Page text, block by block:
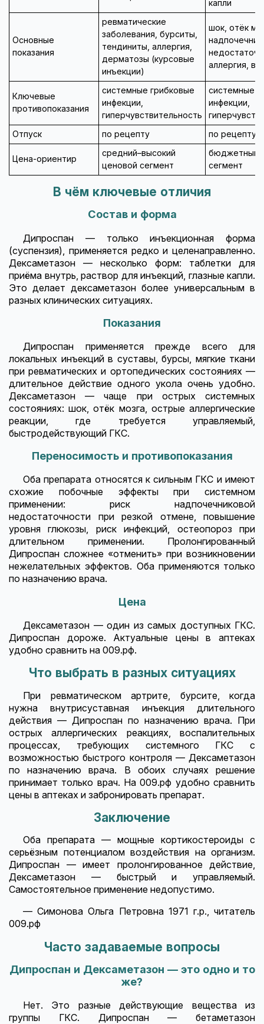
капли
Основные
показания
ревматические
заболевания, бурситы,
тендиниты, аллергия,
дерматозы (курсовые
инъекции)
шок, отёк
аллергия,
Ключевые
противопоказания
системные грибковые
инфекции,
гиперчувствительность
системные
инфекции,
Отпуск
по рецепту по рецепту
Цена-ориентир
средний–высокий
ценовой сегмент
сегмент
В чём ключевые отличия
Состав и форма
Дипроспан — только инъекционная форма
(суспензия), применяется редко и целенаправленно.
Дексаметазон — несколько форм: таблетки для
приёма внутрь, раствор для инъекций, глазные капли.
Это делает дексаметазон более универсальным в
разных клинических ситуациях.
Показания
Дипроспан применяется прежде всего для
локальных инъекций в суставы, бурсы, мягкие ткани
при ревматических и ортопедических состояниях —
длительное действие одного укола очень удобно.
Дексаметазон — чаще при острых системных
состояниях: шок, отёк мозга, острые аллергические
реакции, где требуется управляемый,
быстродействующий ГКС.
Переносимость и противопоказания
Оба препарата относятся к сильным ГКС и имеют
схожие побочные эффекты при системном
применении: риск надпочечниковой
недостаточности при резкой отмене, повышение
уровня глюкозы, риск инфекций, остеопороз при
длительном применении. Пролонгированный
Дипроспан сложнее «отменить» при возникновении
нежелательных эффектов. Оба применяются только
по назначению врача.
Цена
Дексаметазон — один из самых доступных ГКС.
Дипроспан дороже. Актуальные цены в аптеках
удобно сравнить на 009.рф.
Что выбрать в разных ситуациях
При ревматическом артрите, бурсите, когда
нужна внутрисуставная инъекция длительного
действия — Дипроспан по назначению врача. При
острых аллергических реакциях, воспалительных
процессах, требующих системного ГКС с
возможностью быстрого контроля — Дексаметазон
по назначению врача. В обоих случаях решение
принимает только врач. На 009.рф удобно сравнить
цены в аптеках и забронировать препарат.
Заключение
Оба препарата — мощные кортикостероиды с
серьёзным потенциалом воздействия на организм.
Дипроспан — имеет пролонгированное действие,
Дексаметазон — быстрый и управляемый.
Самостоятельное применение недопустимо.
— Симонова Ольга Петровна 1971 г.р., читатель
009.рф
Часто задаваемые вопросы
Дипроспан и Дексаметазон — это одно и то
же?
Нет. Это разные действующие вещества из
группы ГКС. Дипроспан — бетаметазон